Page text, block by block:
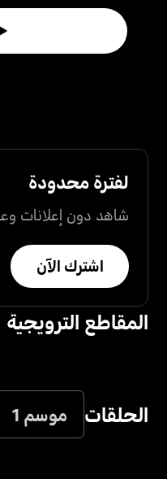
لفترة محدودة
شاهد دون إعلانات
اشترك الآن
المقاطع الترويجية
الحلقات موسم 1